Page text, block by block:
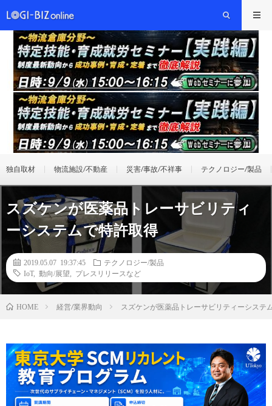
独自取材 物流施設/不動産 災害/事故/不祥事 テクノロジー/製品
スズケンが医薬品トレーサビリティ
ーシステムで特許取得
2019.05.07 19:37:45
テクノロジー/製品
IoT, 動向/展望 プレスリリースなど
HOME 経営/業界動向 スズケンが医薬品トレーサビリティーシステ